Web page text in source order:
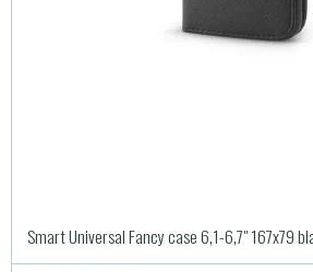
Smart Universal Fancy case 6,1-6,7" 167x79